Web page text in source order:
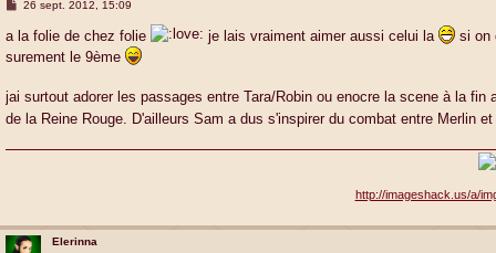
M
s
s
a
26 sept. 2012, 15:09
a la folie de chez folie je lais vraiment aimer aussi celui la
si on
surement le 9ème
jai surtout adorer les passages entre Tara/Robin ou enocre la scene à la
de la Reine Rouge. D'ailleurs Sam a dus s'inspirer du combat entre Merlin
http://imageshack.us/a/
Elerinna